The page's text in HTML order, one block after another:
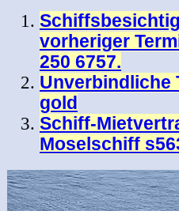
vorheriger
250 6757.
Unverbindliche
gold
Schiff-
Moselschiff